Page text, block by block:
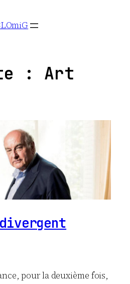
: Art
pour la deuxième fois,